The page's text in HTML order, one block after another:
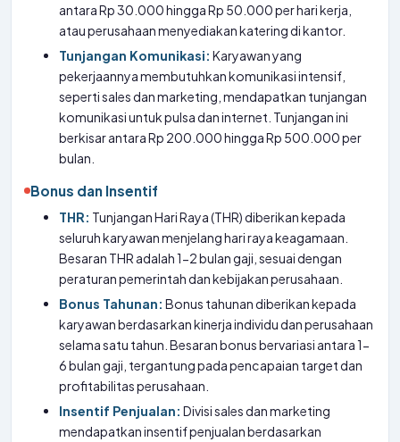
antara Rp 30.000 hingga Rp 50.000 per hari kerja,
atau perusahaan menyediakan katering di kantor.
Tunjangan Komunikasi: Karyawan yang
pekerjaannya membutuhkan komunikasi intensif,
seperti sales dan marketing, mendapatkan tunjangan
komunikasi untuk pulsa dan internet. Tunjangan ini
berkisar antara Rp 200.000 hingga Rp 500.000 per
bulan.
Bonus dan Insentif
THR: Tunjangan Hari Raya (THR) diberikan kepada
seluruh karyawan menjelang hari raya keagamaan.
Besaran THR adalah 1-2 bulan gaji, sesuai dengan
peraturan pemerintah dan kebijakan perusahaan.
Bonus Tahunan: Bonus tahunan diberikan kepada
karyawan berdasarkan kinerja individu dan perusahaan
selama satu tahun. Besaran bonus bervariasi antara 1-
6 bulan gaji, tergantung pada pencapaian target dan
profitabilitas perusahaan.
Insentif Penjualan: Divisi sales dan marketing
mendapatkan insentif penjualan berdasarkan